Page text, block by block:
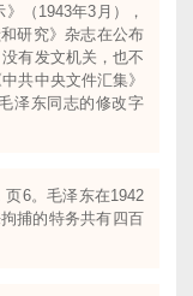
（1943年3月），
研究》杂志在公布
有发文机关，也不
共中央文件汇集》
泽东同志的修改字
6。毛泽东在1942
捕的特务共有四百